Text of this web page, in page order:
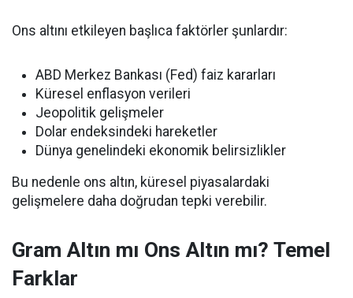
Ons altını etkileyen başlıca faktörler şunlardır:
ABD Merkez Bankası (Fed) faiz kararları
Küresel enflasyon verileri
Jeopolitik gelişmeler
Dolar endeksindeki hareketler
Dünya genelindeki ekonomik belirsizlikler
Bu nedenle ons altın, küresel piyasalardaki
gelişmelere daha doğrudan tepki verebilir.
Gram Altın mı Ons Altın mı? Temel
Farklar